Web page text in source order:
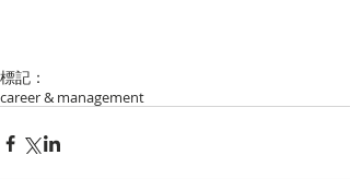
標記：
career & management